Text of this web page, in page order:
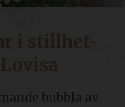
i stillhet-
bubbla av